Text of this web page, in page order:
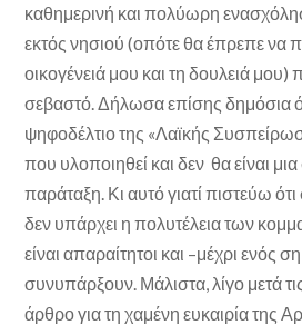
καθημερινή και πολύωρη
εκτός νησιού (οπότε θα έπρεπε να
οικογένειά μου και τη δουλειά μου)
σεβαστό. Δήλωσα επίσης δημόσια
ψηφοδέλτιο της «Λαϊκής
που υλοποιηθεί και δεν θα είναι
παράταξη. Κι αυτό γιατί πιστεύω
δεν υπάρχει η πολυτέλεια των
είναι απαραίτητοι και –μέχρι ενός
συνυπάρξουν. Μάλιστα, λίγο μετά
άρθρο για τη χαμένη ευκαιρία της